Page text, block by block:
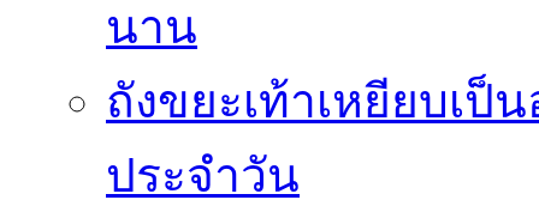
นาน
ถังขยะเท้าเหยียบเ
ประจำวัน